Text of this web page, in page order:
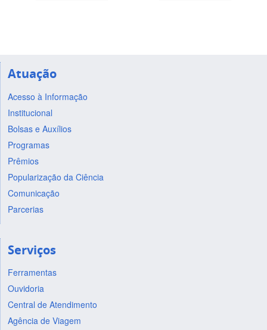
Atuação
Acesso à Informação
Institucional
Bolsas e Auxílios
Programas
Prêmios
Popularização da Ciência
Comunicação
Parcerias
Serviços
Ferramentas
Ouvidoria
Central de Atendimento
Agência de Viagem